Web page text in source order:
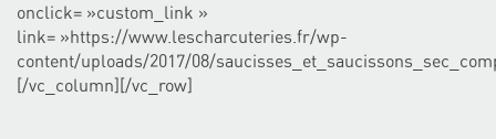
onclick= »custom_link »
link= »https://www.lescharcuteries.fr/wp-
content/uploads/2017/08/
[/vc_column][/vc_row]